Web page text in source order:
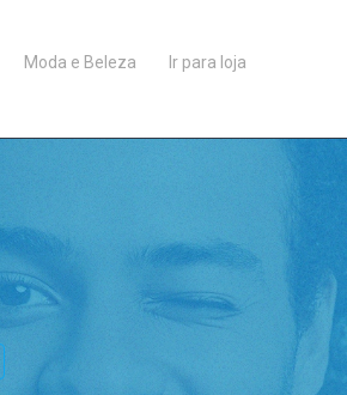
Moda e Beleza Ir para loja